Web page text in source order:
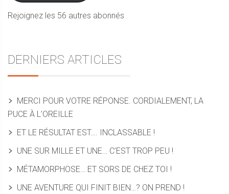
Rejoignez les 56 autres abonnés
DERNIERS ARTICLES
MERCI POUR VOTRE RÉPONSE. CORDIALEMENT, LA
PUCE À L’OREILLE
ET LE RÉSULTAT EST…. INCLASSABLE !
UNE SUR MILLE ET UNE… C’EST TROP PEU !
MÉTAMORPHOSE… ET SORS DE CHEZ TOI !
UNE AVENTURE QUI FINIT BIEN…? ON PREND !